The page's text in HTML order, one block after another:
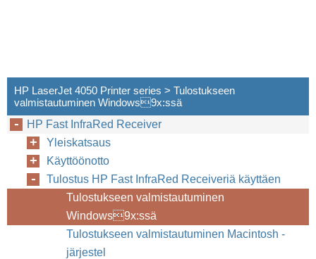
HP LaserJet 4050 Printer series > Tulostukseen
valmistautuminen Windows9x:ssä
HP Fast InfraRed Receiver
Yleiskatsaus
Käyttöönotto
Tulostus HP Fast InfraRed Receiveriä käyttäen
Tulostukseen valmistautuminen
Windows9x:ssä
Tulostukseen valmistautuminen Macintosh -
järjestel